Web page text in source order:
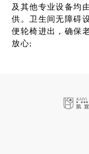
及其他专业设备均
供。卫生间无障碍
便轮椅进出，确保
放心;